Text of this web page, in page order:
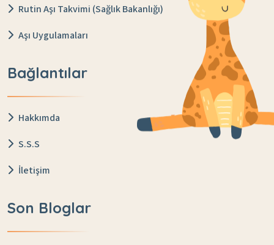
Rutin Aşı Takvimi (Sağlık Bakanlığı)
Aşı Uygulamaları
Bağlantılar
Hakkımda
S.S.S
İletişim
Son Bloglar